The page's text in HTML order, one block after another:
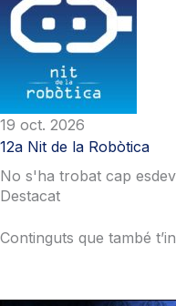
19 oct. 2026
12a Nit de la Robòtica
No s'ha trobat cap
Destacat
Continguts que també